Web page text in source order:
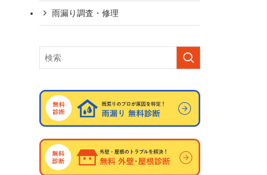
雨漏り調査・修理